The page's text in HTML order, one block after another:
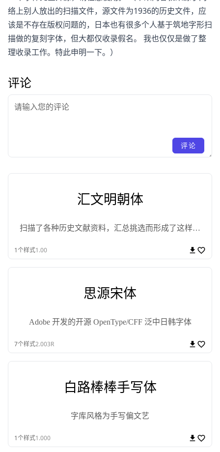
络上别人放出的扫描文件，源文件为1936的历史文件，应
该是不存在版权问题的，日本也有很多个人基于筑地字形扫
描做的复刻字体，但大都仅收录假名。 我也仅仅是做了整
理收录工作。特此申明一下。）
评论
评论
汇文明朝体
扫描了各种历史文献资料，汇总挑选而形成了这样一
1个样式1.00
思源宋体
Adobe 开发的开源 OpenType/CFF 泛中日韩字体
7个样式2.003R
白路棒棒手写体
字库风格为手写偏文艺
1个样式1.000